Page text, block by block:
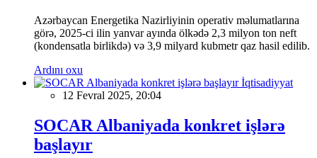
Azərbaycan Energetika Nazirliyinin operativ məlumatlarına
görə, 2025-ci ilin yanvar ayında ölkədə 2,3 milyon ton neft
(kondensatla birlikdə) və 3,9 milyard kubmetr qaz hasil edilib.
Ardını oxu
İqtisadiyyat
12 Fevral 2025, 20:04
SOCAR Albaniyada konkret işlərə
başlayır